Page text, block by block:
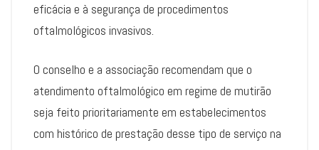
eficácia e à segurança de procedimentos
oftalmológicos invasivos.
O conselho e a associação recomendam que o
atendimento oftalmológico em regime de mutirão
seja feito prioritariamente em estabelecimentos
com histórico de prestação desse tipo de serviço na